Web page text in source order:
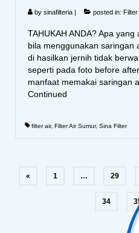
by sinafilteria | posted in: Filter
TAHUKAH ANDA? Apa
bila menggunakan saringan
di hasilkan jernih tidak
seperti pada foto before
manfaat memakai saringan
Continued
filter air, Filter Air Sumur, Sina Filter
« 1 … 29
34